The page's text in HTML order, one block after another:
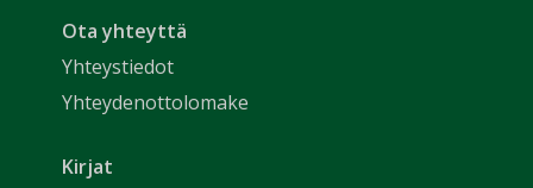
Ota yhteyttä
Yhteystiedot
Yhteydenottolomake
Kirjat